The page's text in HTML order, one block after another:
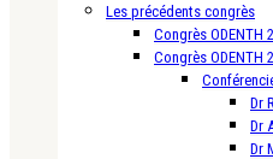
Les précédents congrès
Congrès ODENTH
Congrès ODENTH
Dr
Dr
Dr